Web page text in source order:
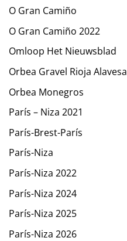
O Gran Camiño
O Gran Camiño 2022
Omloop Het Nieuwsblad
Orbea Gravel Rioja Alavesa
Orbea Monegros
París – Niza 2021
París-Brest-París
París-Niza
París-Niza 2022
París-Niza 2024
París-Niza 2025
París-Niza 2026